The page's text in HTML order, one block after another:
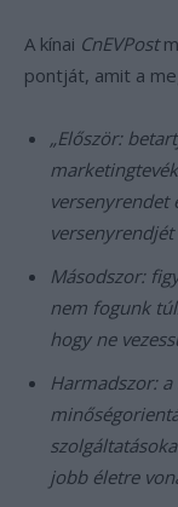
A kínai CnEVPost
pontját, amit a
„Először:
versenyrendet
Másodszor:
nem fogunk
hogy ne
Harmadszor:
jobb életre